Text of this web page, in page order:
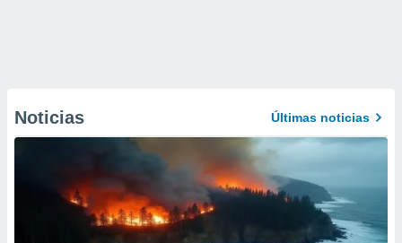
Noticias Últimas noticias